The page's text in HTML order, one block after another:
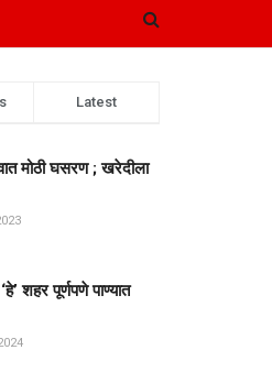
Latest
मोठी घसरण ; खरेदीला
शहर पूर्णपणे पाण्यात